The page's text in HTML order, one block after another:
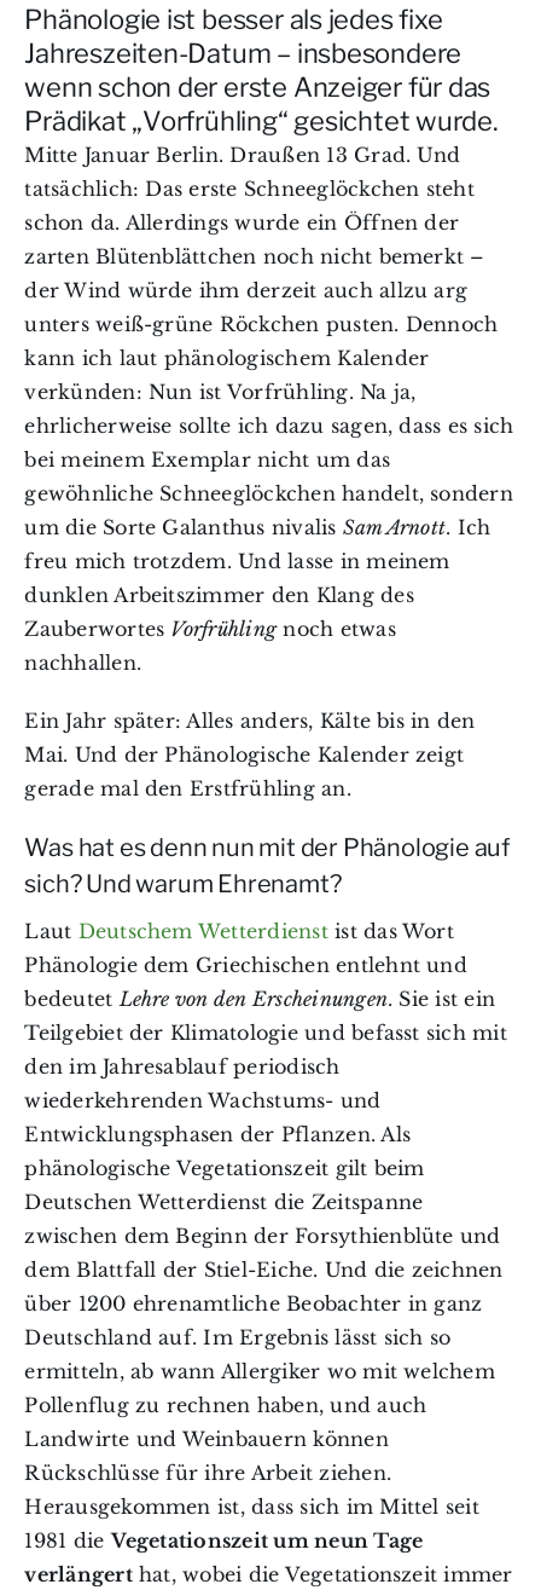
Phänologie ist besser als jedes fixe
Jahreszeiten-Datum – insbesondere
wenn schon der erste Anzeiger für das
Prädikat „Vorfrühling“ gesichtet wurde.
Mitte Januar Berlin. Draußen 13 Grad. Und
tatsächlich: Das erste Schneeglöckchen steht
schon da. Allerdings wurde ein Öffnen der
zarten Blütenblättchen noch nicht bemerkt –
der Wind würde ihm derzeit auch allzu arg
unters weiß-grüne Röckchen pusten. Dennoch
kann ich laut phänologischem Kalender
verkünden: Nun ist Vorfrühling. Na ja,
ehrlicherweise sollte ich dazu sagen, dass es sich
bei meinem Exemplar nicht um das
gewöhnliche Schneeglöckchen handelt, sondern
um die Sorte Galanthus nivalis Sam Arnott. Ich
freu mich trotzdem. Und lasse in meinem
dunklen Arbeitszimmer den Klang des
Zauberwortes Vorfrühlingnoch etwas
nachhallen.
Ein Jahr später: Alles anders, Kälte bis in den
Mai. Und der Phänologische Kalender zeigt
gerade mal den Erstfrühling an.
Was hat es denn nun mit der Phänologie auf
sich? Und warum Ehrenamt?
Laut Deutschem Wetterdienstist das Wort
Phänologie dem Griechischen entlehnt und
bedeutet Lehre von den Erscheinungen. Sie ist ein
Teilgebiet der Klimatologie und befasst sich mit
den im Jahresablauf periodisch
wiederkehrenden Wachstums- und
Entwicklungsphasen der Pflanzen. Als
phänologische Vegetationszeit gilt beim
Deutschen Wetterdienst die Zeitspanne
zwischen dem Beginn der Forsythienblüte und
dem Blattfall der Stiel-Eiche. Und die zeichnen
über 1200 ehrenamtliche Beobachter in ganz
Deutschland auf. Im Ergebnis lässt sich so
ermitteln, ab wann Allergiker wo mit welchem
Pollenflug zu rechnen haben, und auch
Landwirte und Weinbauern können
Rückschlüsse für ihre Arbeit ziehen.
Herausgekommen ist, dass sich im Mittel seit
1981 dieVegetationszeit um neun Tage
verlängerthat, wobei die Vegetationszeit immer